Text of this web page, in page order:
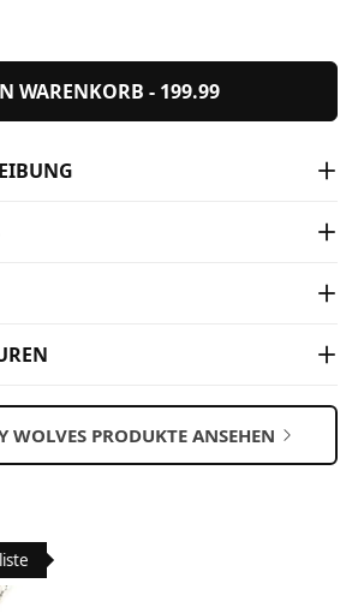
WARENKORB - 199.99
WOLVES PRODUKTE ANSEHEN